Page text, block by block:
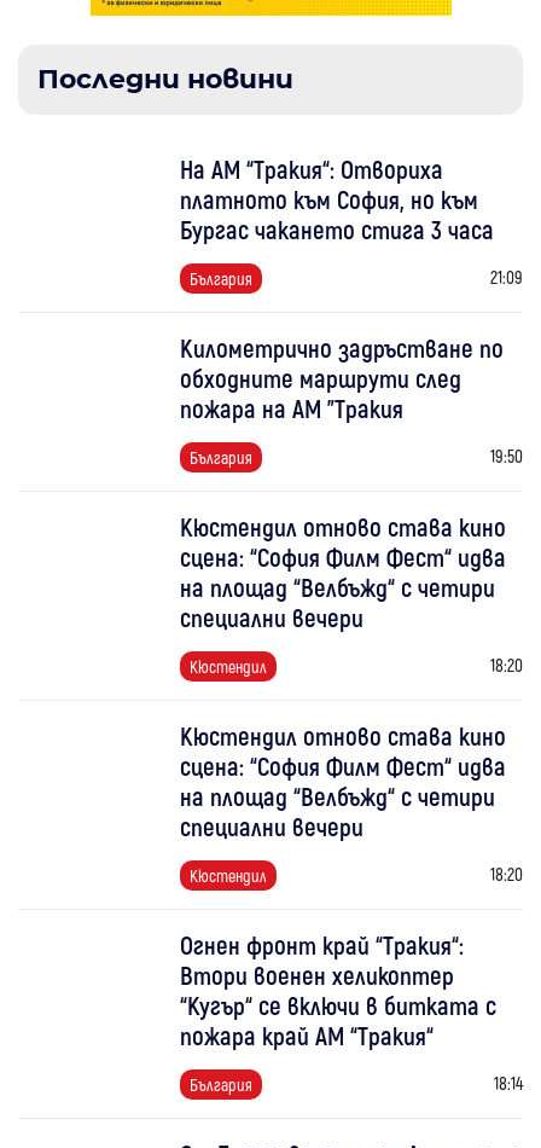
Последни новини
На АМ “Тракия“: Отвориха
платното към София, но към
Бургас чакането стига 3 часа
България 21:09
Километрично задръстване по
обходните маршрути след
пожара на АМ "Тракия
България 19:50
Кюстендил отново става кино
сцена: “София Филм Фест“ идва
на площад “Велбъжд“ с четири
специални вечери
Кюстендил 18:20
Кюстендил отново става кино
сцена: “София Филм Фест“ идва
на площад “Велбъжд“ с четири
специални вечери
Кюстендил 18:20
Огнен фронт край “Тракия“:
Втори военен хеликоптер
“Кугър“ се включи в битката с
пожара край АМ “Тракия“
България 18:14